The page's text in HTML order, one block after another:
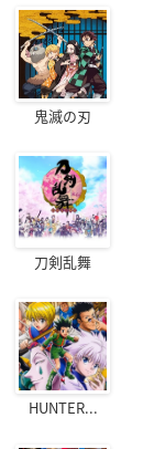
鬼滅の刃
刀剣乱舞
HUNTER...